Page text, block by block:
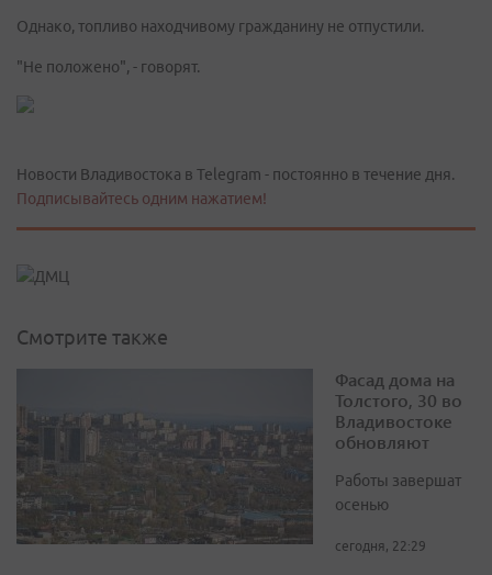
Однако, топливо находчивому гражданину не отпустили.
"Не положено", - говорят.
Новости Владивостока в Telegram - постоянно в течение дня.
Подписывайтесь одним нажатием!
Смотрите также
Фасад дома на
Толстого, 30 во
Владивостоке
обновляют
Работы завершат
осенью
сегодня, 22:29